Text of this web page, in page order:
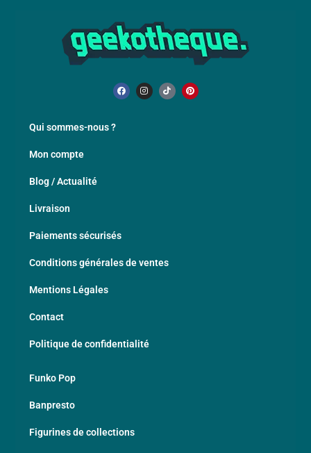
Qui sommes-nous ?
Mon compte
Blog / Actualité
Livraison
Paiements sécurisés
Conditions générales de ventes
Mentions Légales
Contact
Politique de confidentialité
Funko Pop
Banpresto
Figurines de collections